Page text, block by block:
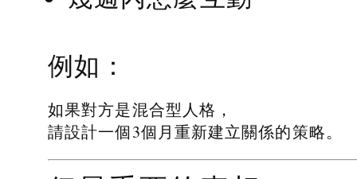
例如：
如果對方是混合型人格，
請設計一個3個月重新建立關係的策略。